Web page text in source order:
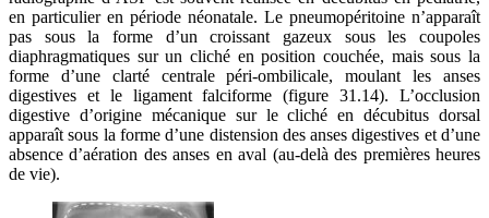
en particulier en période néonatale. Le pneumopéritoine n’apparaît
pas sous la forme d’un croissant gazeux sous les coupoles
diaphragmatiques sur un cliché en position couchée, mais sous la
forme d’une clarté centrale péri-ombilicale, moulant les anses
digestives et le ligament falciforme (figure 31.14). L’occlusion
digestive d’origine mécanique sur le cliché en décubitus dorsal
apparaît sous la forme d’une distension des anses digestives et d’une
absence d’aération des anses en aval (au-delà des premières heures
de vie).